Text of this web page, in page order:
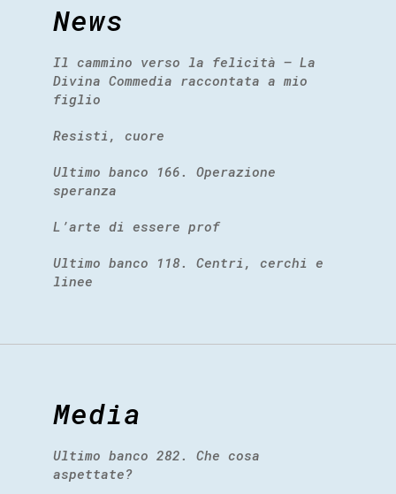
News
Il cammino verso la felicità – La
Divina Commedia raccontata a mio
figlio
Resisti, cuore
Ultimo banco 166. Operazione
speranza
L’arte di essere prof
Ultimo banco 118. Centri, cerchi e
linee
Media
Ultimo banco 282. Che cosa
aspettate?